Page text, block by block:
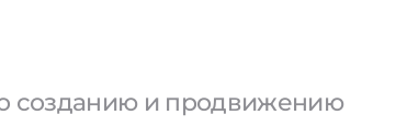
созданию и продвижению